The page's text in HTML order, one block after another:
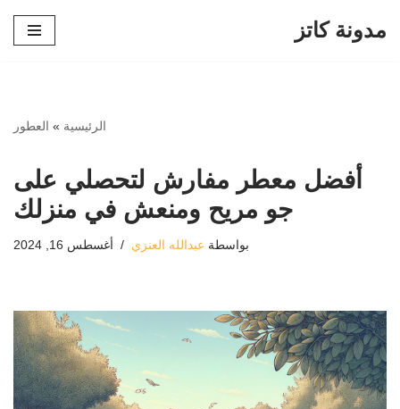
مدونة كاتز
الرئيسية » العطور
أفضل معطر مفارش لتحصلي على
جو مريح ومنعش في منزلك
بواسطة عبدالله العنزي أغسطس 16, 2024